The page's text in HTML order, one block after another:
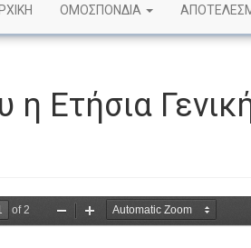
ΟΜΟΣΠΟΝΔΙΑ
η Ετήσια